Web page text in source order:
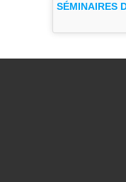
SÉMINAIRES